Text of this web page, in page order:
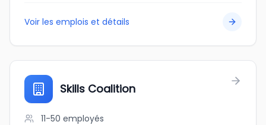
Voir les emplois et détails
Skills Coalition
11-50 employés